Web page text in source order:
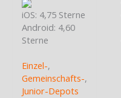
iOS: 4,75 Sterne
Android: 4,60
Sterne
Einzel-,
Gemeinschafts-,
Junior-Depots